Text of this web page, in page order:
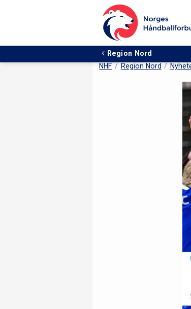
Region Nord
NHF
Region Nord